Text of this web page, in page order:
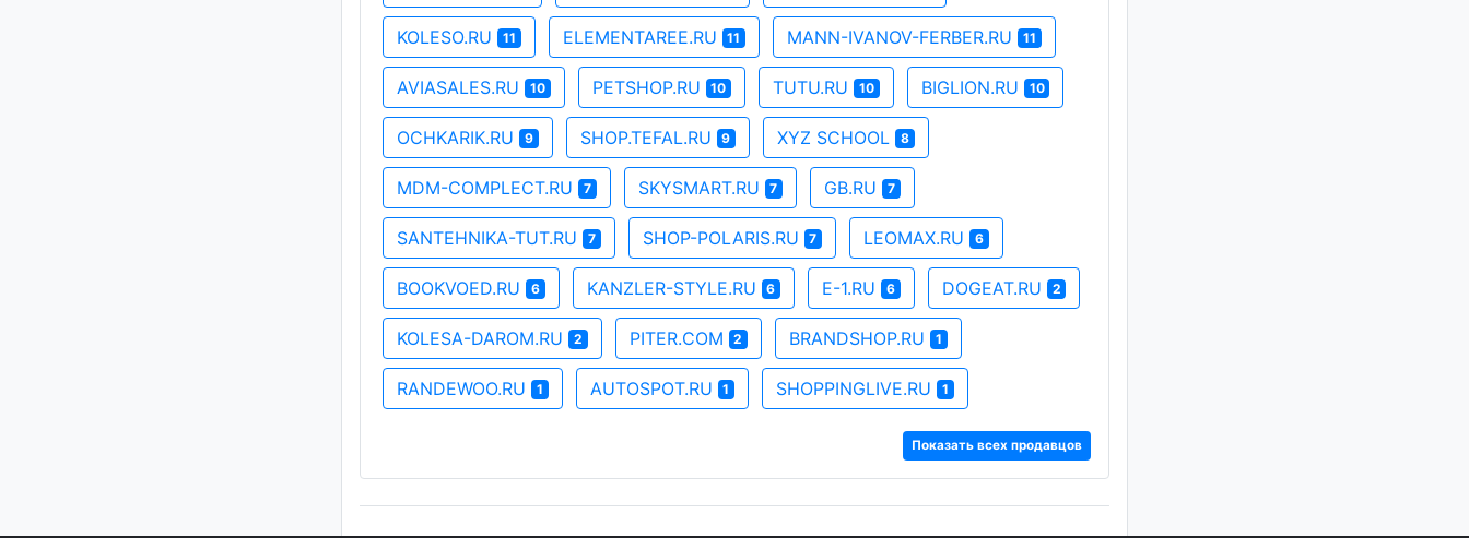
KOLESO.RU 11 ELEMENTAREE.RU 11 MANN-IVANOV-FERBER.RU 11
AVIASALES.RU 10 PETSHOP.RU 10 TUTU.RU 10 BIGLION.RU 10
OCHKARIK.RU 9 SHOP.TEFAL.RU 9 XYZ SCHOOL 8
MDM-COMPLECT.RU 7 SKYSMART.RU 7 GB.RU 7
SANTEHNIKA-TUT.RU 7 SHOP-POLARIS.RU 7 LEOMAX.RU 6
BOOKVOED.RU 6 KANZLER-STYLE.RU 6 E-1.RU 6 DOGEAT.RU 2
KOLESA-DAROM.RU 2 PITER.COM 2 BRANDSHOP.RU 1
RANDEWOO.RU 1 AUTOSPOT.RU 1 SHOPPINGLIVE.RU 1
Показать всех продавцов